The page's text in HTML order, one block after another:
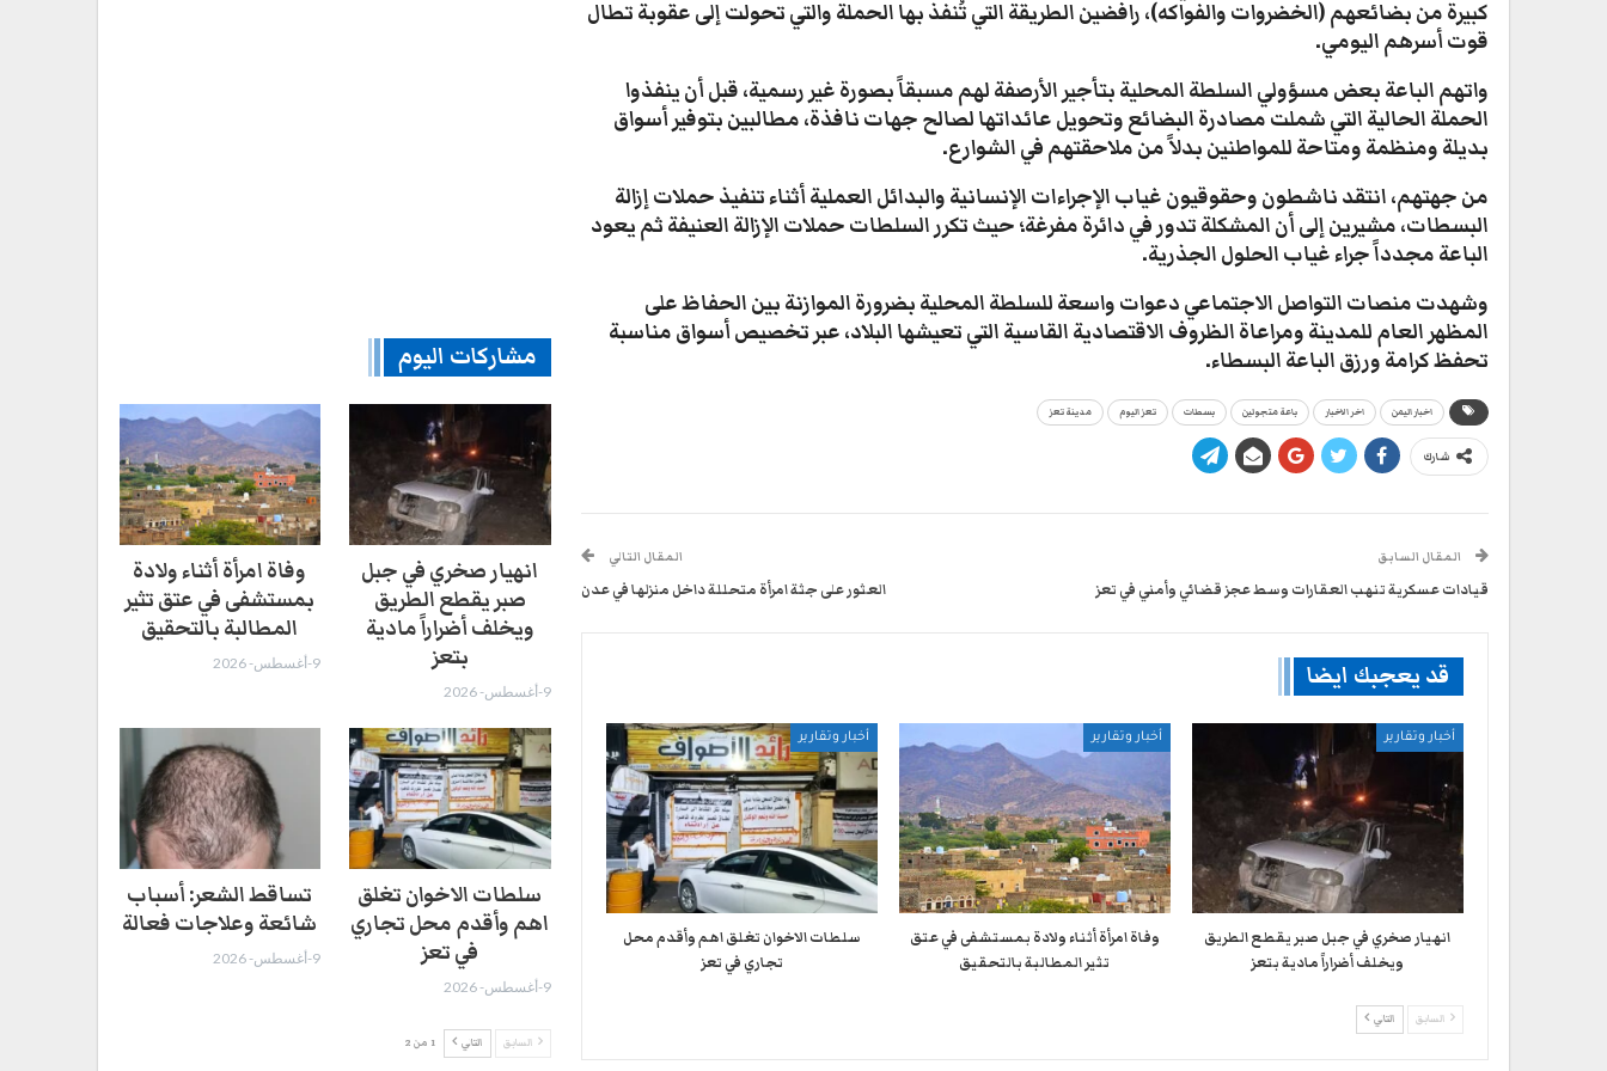
كبيرة من بضائعهم (الخضروات والفواكه)، رافضين الطريقة التي تُنفذ بها الحملة والتي تحولت إلى عقوبة تطال
قوت أسرهم اليومي.
واتهم الباعة بعض مسؤولي السلطة المحلية بتأجير الأرصفة لهم مسبقاً بصورة غير رسمية، قبل أن ينفذوا
الحملة الحالية التي شملت مصادرة البضائع وتحويل عائداتها لصالح جهات نافذة، مطالبين بتوفير أسواق
بديلة ومنظمة ومتاحة للمواطنين بدلاً من ملاحقتهم في الشوارع.
​من جهتهم، انتقد ناشطون وحقوقيون غياب الإجراءات الإنسانية والبدائل العملية أثناء تنفيذ حملات إزالة
البسطات، مشيرين إلى أن المشكلة تدور في دائرة مفرغة؛ حيث تكرر السلطات حملات الإزالة العنيفة ثم يعود
الباعة مجدداً جراء غياب الحلول الجذرية.
وشهدت منصات التواصل الاجتماعي دعوات واسعة للسلطة المحلية بضرورة الموازنة بين الحفاظ على
المظهر العام للمدينة ومراعاة الظروف الاقتصادية القاسية التي تعيشها البلاد، عبر تخصيص أسواق مناسبة
تحفظ كرامة ورزق الباعة البسطاء.
اخبار اليمن اخر الاخبار باعة متجولين بسطات تعز اليوم مدينة تعز
شارك
المقال السابق
قيادات عسكرية تنهب العقارات وسط عجز قضائي وأمني في تعز
المقال التالي
العثور على جثة امرأة متحللة داخل منزلها في عدن
قد يعجبك ايضا
أخبار وتقارير
انهيار صخري في جبل صبر يقطع الطريق
ويخلف أضراراً مادية بتعز
أخبار وتقارير
وفاة امرأة أثناء ولادة بمستشفى في عتق
تثير المطالبة بالتحقيق
أخبار وتقارير
سلطات الاخوان تغلق اهم وأقدم محل
تجاري في تعز
السابق التالي
مشاركات اليوم
انهيار صخري في جبل
صبر يقطع الطريق
ويخلف أضراراً مادية
بتعز
9-أغسطس- 2026
وفاة امرأة أثناء ولادة
بمستشفى في عتق تثير
المطالبة بالتحقيق
9-أغسطس- 2026
سلطات الاخوان تغلق
اهم وأقدم محل تجاري
في تعز
9-أغسطس- 2026
تساقط الشعر: أسباب
شائعة وعلاجات فعالة
9-أغسطس- 2026
السابق التالي 1 من 2